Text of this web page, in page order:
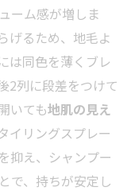
ーム感が増しま
げるため、地毛よ
は同色を薄くブレ
2列に段差をつけて
いても地肌の見え
イリングスプレー
抑え、シャンプー
で、持ちが安定し